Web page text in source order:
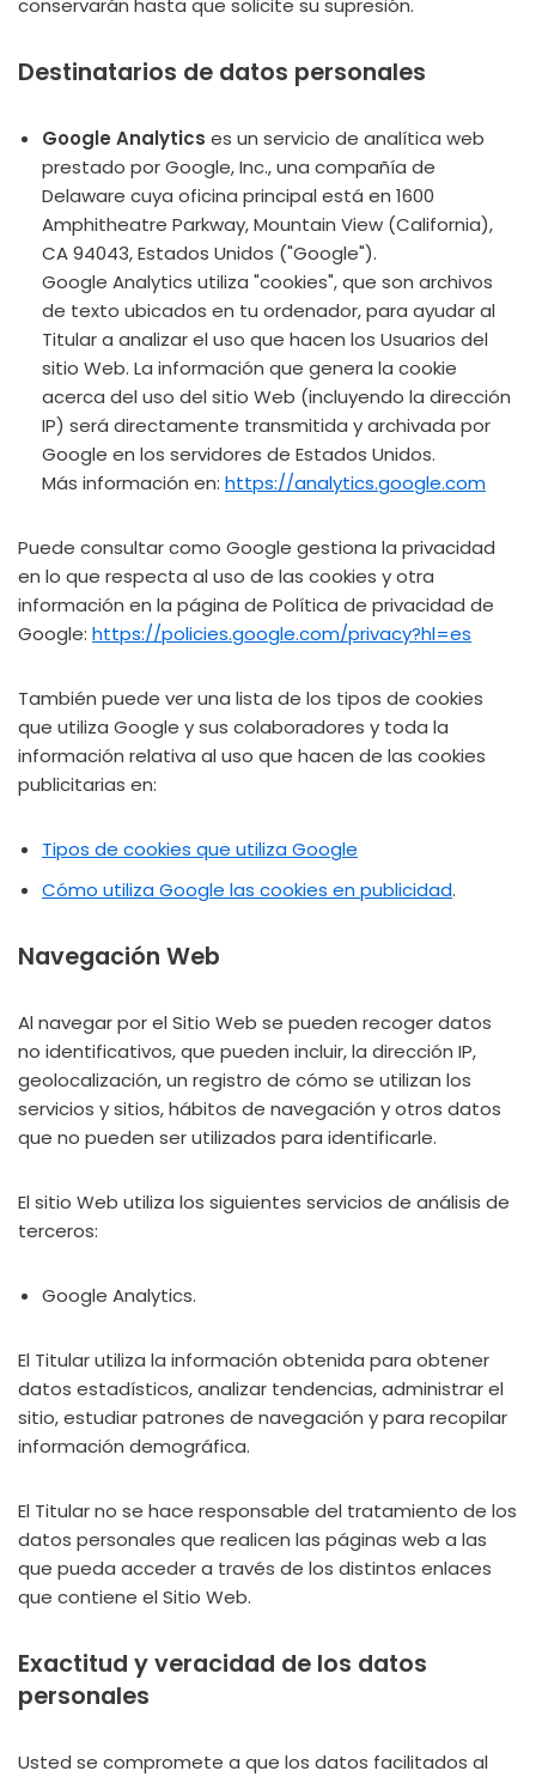
conservarán hasta que solicite su supresión.
Destinatarios de datos personales
Google Analytics es un servicio de analítica web
prestado por Google, Inc., una compañía de
Delaware cuya oficina principal está en 1600
Amphitheatre Parkway, Mountain View (California),
CA 94043, Estados Unidos ("Google").
Google Analytics utiliza "cookies", que son archivos
de texto ubicados en tu ordenador, para ayudar al
Titular a analizar el uso que hacen los Usuarios del
sitio Web. La información que genera la cookie
acerca del uso del sitio Web (incluyendo la dirección
IP) será directamente transmitida y archivada por
Google en los servidores de Estados Unidos.
Más información en: https://analytics.google.com
Puede consultar como Google gestiona la privacidad
en lo que respecta al uso de las cookies y otra
información en la página de Política de privacidad de
Google: https://policies.google.com/privacy?hl=es
También puede ver una lista de los tipos de cookies
que utiliza Google y sus colaboradores y toda la
información relativa al uso que hacen de las cookies
publicitarias en:
Tipos de cookies que utiliza Google
Cómo utiliza Google las cookies en publicidad.
Navegación Web
Al navegar por el Sitio Web se pueden recoger datos
no identificativos, que pueden incluir, la dirección IP,
geolocalización, un registro de cómo se utilizan los
servicios y sitios, hábitos de navegación y otros datos
que no pueden ser utilizados para identificarle.
El sitio Web utiliza los siguientes servicios de análisis de
terceros:
Google Analytics.
El Titular utiliza la información obtenida para obtener
datos estadísticos, analizar tendencias, administrar el
sitio, estudiar patrones de navegación y para recopilar
información demográfica.
El Titular no se hace responsable del tratamiento de los
datos personales que realicen las páginas web a las
que pueda acceder a través de los distintos enlaces
que contiene el Sitio Web.
Exactitud y veracidad de los datos
personales
Usted se compromete a que los datos facilitados al